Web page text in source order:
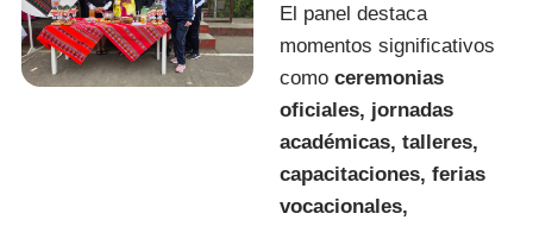
El panel destaca
momentos significativos
como ceremonias
oficiales, jornadas
académicas, talleres,
capacitaciones, ferias
vocacionales,